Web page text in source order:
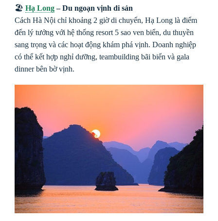
🏖 Hạ Long– Du ngoạn vịnh di sản
Cách Hà Nội chỉ khoảng 2 giờ di chuyển, Hạ Long là điểm
đến lý tưởng với hệ thống resort 5 sao ven biển, du thuyền
sang trọng và các hoạt động khám phá vịnh. Doanh nghiệp
có thể kết hợp nghỉ dưỡng, teambuilding bãi biển và gala
dinner bên bờ vịnh.